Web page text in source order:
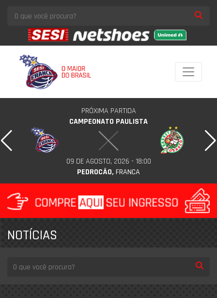
PRÓXIMA PARTIDA
CAMPEONATO PAULISTA
09 DE AGOSTO, 2026 - 18:00
PEDROCÃO, FRANCA
NOTÍCIAS